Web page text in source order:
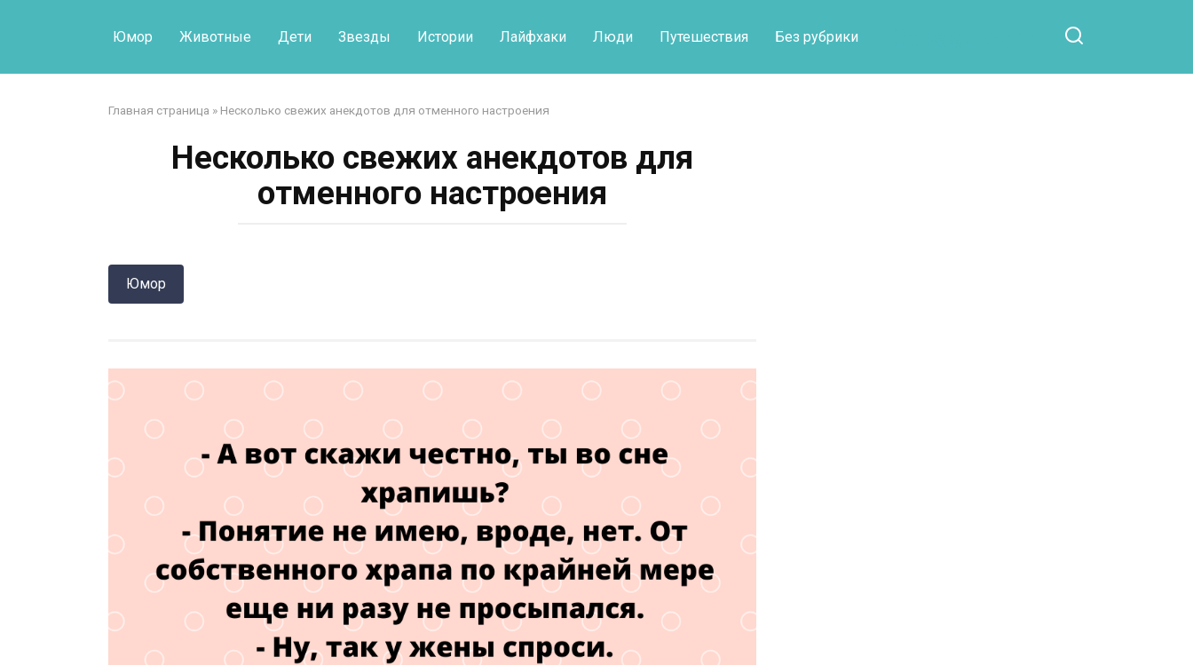
Юмор Животные Дети Звезды Истории Лайфхаки Люди Путешествия Без рубрики
Главная страница » Несколько свежих анекдотов для отменного настроения
Несколько свежих анекдотов для
отменного настроения
Юмор